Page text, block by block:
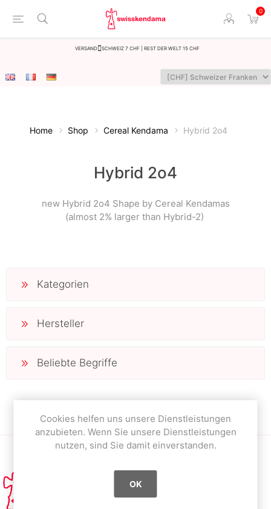
0
Versand Schweiz 7 CHF | Rest der Welt 15 CHF
Home Shop Cereal Kendama Hybrid 2o4
Hybrid 2o4
new Hybrid 2o4 Shape by Cereal Kendamas
(almost 2% larger than Hybrid-2)
Kategorien
Hersteller
Beliebte Begriffe
Cookies helfen uns unsere Dienstleistungen
anzubieten. Wenn Sie unsere Dienstleistungen
nutzen, sind Sie damit einverstanden.
OK